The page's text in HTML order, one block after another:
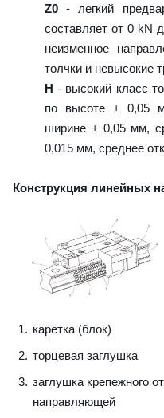
Z0 - легкий
составляет от 0 kN
неизменное
толчки и невысокие
H - высокий класс
по высоте ± 0,05
ширине ± 0,05 мм,
0,015 мм, среднее
Конструкция линейных
каретка (блок)
торцевая заглушка
заглушка крепежного
направляющей